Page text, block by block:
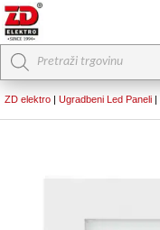
Products
search
ZD elektro | Ugradbeni Led Paneli |